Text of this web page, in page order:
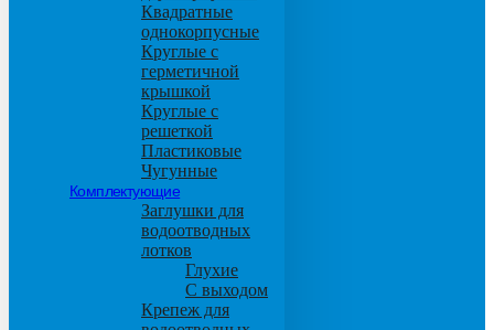
Квадратные
однокорпусные
Круглые с
герметичной
крышкой
Круглые с
решеткой
Пластиковые
Чугунные
Комплектующие
Заглушки для
водоотводных
лотков
Глухие
С выходом
Крепеж для